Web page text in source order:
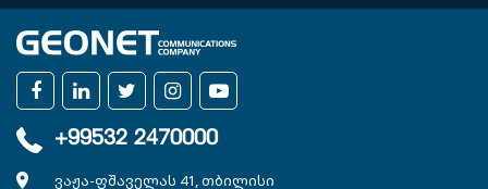
კომპანია
ხელშეკრულებები
სიახლეები
ვაკანსიები
+99532 2470000
ვაჟა-ფშაველას 41, თბილისი